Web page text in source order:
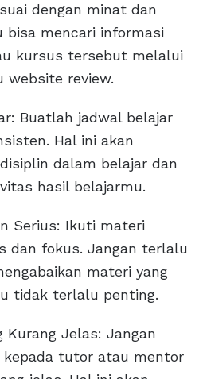
dengan minat dan
bisa mencari informasi
kursus tersebut melalui
website review.
Buatlah jadwal belajar
Hal ini akan
dalam belajar dan
hasil belajarmu.
Serius: Ikuti materi
dan fokus. Jangan terlalu
materi yang
tidak terlalu penting.
Kurang Jelas: Jangan
tutor atau mentor